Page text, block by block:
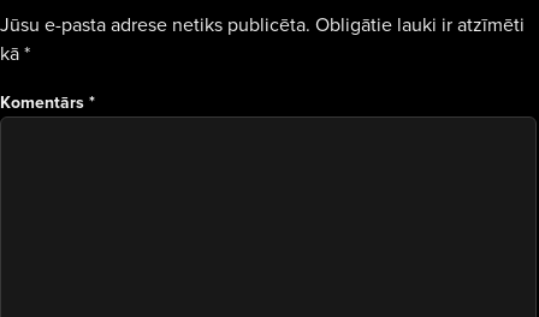
Jūsu e-pasta adrese netiks publicēta. Obligātie lauki ir atzīmēti
kā*
Komentārs *